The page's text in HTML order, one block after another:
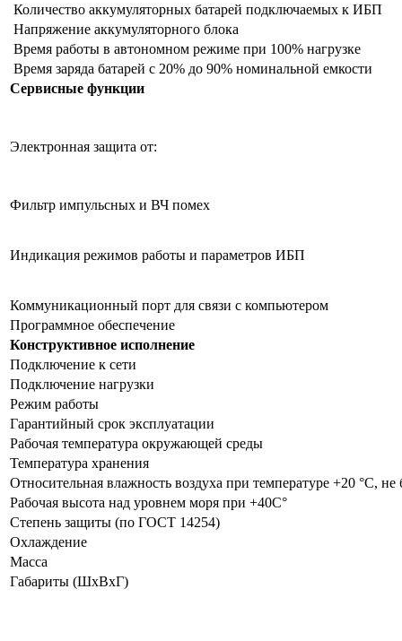
Количество аккумуляторных батарей подключаемых к ИБП
Напряжение аккумуляторного блока
Время работы в автономном режиме при 100% нагрузке
Время заряда батарей с 20% до 90% номинальной емкости
Сервисные функции
Электронная защита от:
Фильтр импульсных и ВЧ помех
Индикация режимов работы и параметров ИБП
Коммуникационный порт для связи с компьютером
Программное обеспечение
Конструктивное исполнение
Подключение к сети
Подключение нагрузки
Режим работы
Гарантийный срок эксплуатации
Рабочая температура окружающей среды
Температура хранения
Относительная влажность воздуха при температуре +20 °С, не
Рабочая высота над уровнем моря при +40С°
Степень защиты (по ГОСТ 14254)
Охлаждение
Масса
Габариты (ШхВхГ)